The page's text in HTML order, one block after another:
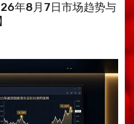
年8月7日市场趋势与